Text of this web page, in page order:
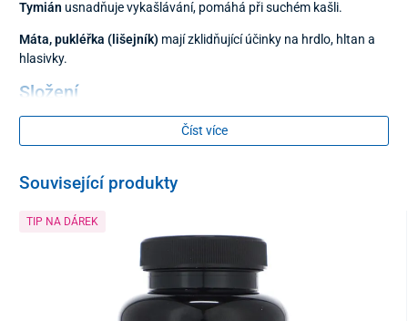
Tymián usnadňuje vykašlávání, pomáhá při suchém kašli.
Máta, pukléřka (lišejník) mají zklidňující účinky na hrdlo, hltan a
hlasivky.
Složení
nať tymiánu, kořen ibišku, květ slézu maurského, nať
máty peprné, pukléřka islandskou
Balení
20x 1 g
Číst více
Související produkty
TIP NA DÁREK